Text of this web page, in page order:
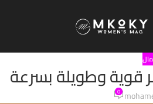
قوية وطويلة بسرعة
0